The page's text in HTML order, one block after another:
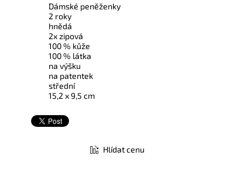
Dámské peněženky
2 roky
hnědá
2x zipová
100 % kůže
100 % látka
na výšku
na patentek
střední
15,2 x 9,5 cm
Hlídat cenu